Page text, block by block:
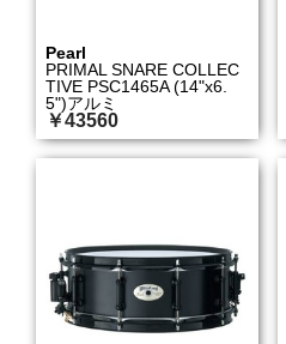
Pearl
PRIMAL SNARE COLLEC
TIVE PSC1465A (14"x6.
5")アルミ
￥43560